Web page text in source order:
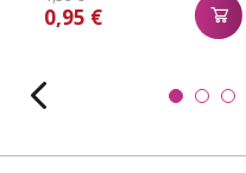
0,95 €